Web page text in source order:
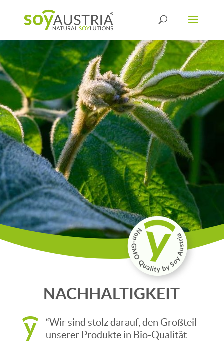
NACHHALTIGKEIT
“Wir sind stolz darauf, den Großteil
unserer Produkte in Bio-Qualität